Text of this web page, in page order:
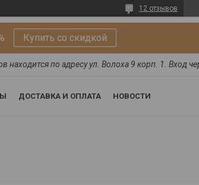
12 отзывов
Купить со скидкой
находится по адресу ул. Волоха 9 корп. 1. Вход
ДОСТАВКА И ОПЛАТА НОВОСТИ